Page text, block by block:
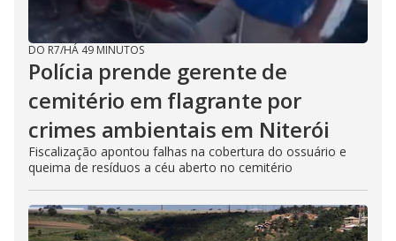
DO R7/HÁ 49 MINUTOS
Polícia prende gerente de
cemitério em flagrante por
crimes ambientais em Niterói
Fiscalização apontou falhas na cobertura do ossuário e
queima de resíduos a céu aberto no cemitério